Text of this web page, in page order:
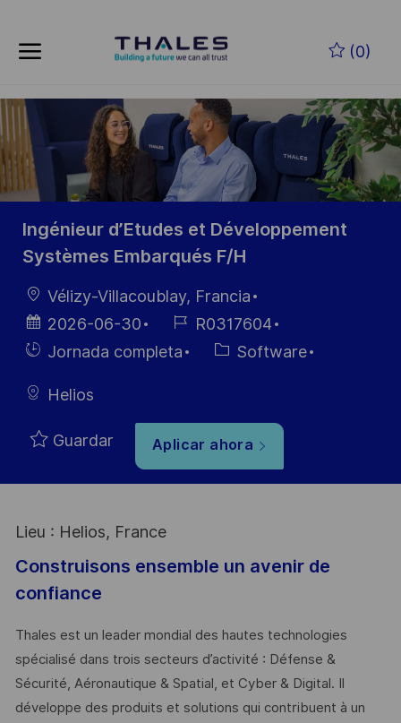
(0)
-
Ingénieur d’Etudes et Développement
Systèmes Embarqués F/H
Ubicación
Vélizy-Villacoublay, Francia
Fecha de
publicación
2026-06-30
ID de
empleo
R0317604
HiringJornada completa Categoría
Software
Helios
Guardar Aplicar ahora
Lieu : Helios, France
Construisons ensemble un avenir de
confiance
Thales est un leader mondial des hautes technologies
spécialisé dans trois secteurs d’activité : Défense &
Sécurité, Aéronautique & Spatial, et Cyber & Digital. Il
développe des produits et solutions qui contribuent à un